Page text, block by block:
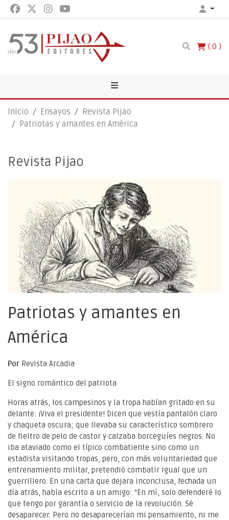
0
Inicio Ensayos
Revista Pijao
Patriotas y amantes en América
Revista Pijao
Patriotas y amantes en
América
Por Revista Arcadia
El signo romántico del patriota
Horas atrás, los campesinos y la tropa habían gritado en su
delante: ¡Viva el presidente! Dicen que vestía pantalón claro
y chaqueta oscura; que llevaba su característico sombrero
de fieltro de pelo de castor y calzaba borceguíes negros. No
iba ataviado como el típico combatiente sino como un
estadista visitando tropas, pero, con más voluntariedad que
entrenamiento militar, pretendió combatir igual que un
guerrillero. En una carta que dejara inconclusa, fechada un
día atrás, había escrito a un amigo: “En mí, solo defenderé lo
que tengo por garantía o servicio de la revolución. Sé
desaparecer. Pero no desaparecerían mi pensamiento, ni me